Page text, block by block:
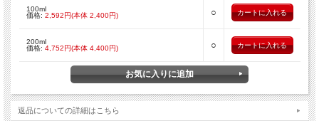
椒を少々で出来上がり
簡単ですので是非お試し下さい。
100ml
価格: 2,592円(本体 2,400円) ○
200ml
価格: 4,752円(本体 4,400円) ○
返品についての詳細はこちら